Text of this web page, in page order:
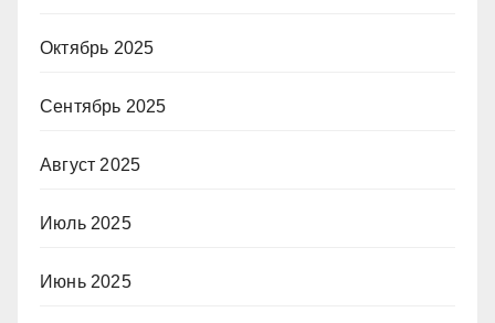
Октябрь 2025
Сентябрь 2025
Август 2025
Июль 2025
Июнь 2025